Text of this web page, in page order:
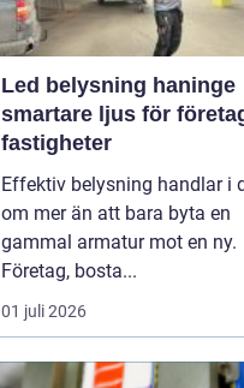
Led belysning haninge
smartare ljus för
fastigheter
Effektiv belysning handlar i
om mer än att bara byta en
gammal armatur mot en ny.
Företag, bosta...
01 juli 2026